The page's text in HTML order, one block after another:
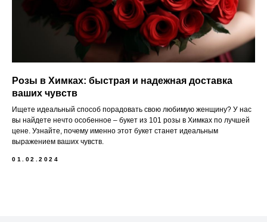
Розы в Химках: быстрая и надежная доставка
ваших чувств
Ищете идеальный способ порадовать свою любимую женщину? У нас
вы найдете нечто особенное – букет из 101 розы в Химках по лучшей
цене. Узнайте, почему именно этот букет станет идеальным
выражением ваших чувств.
01.02.2024